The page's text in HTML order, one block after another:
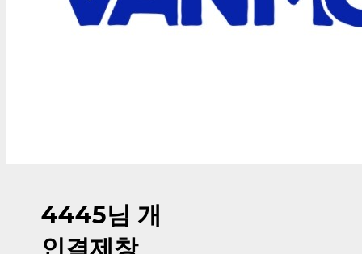
4445님 개
인결제창